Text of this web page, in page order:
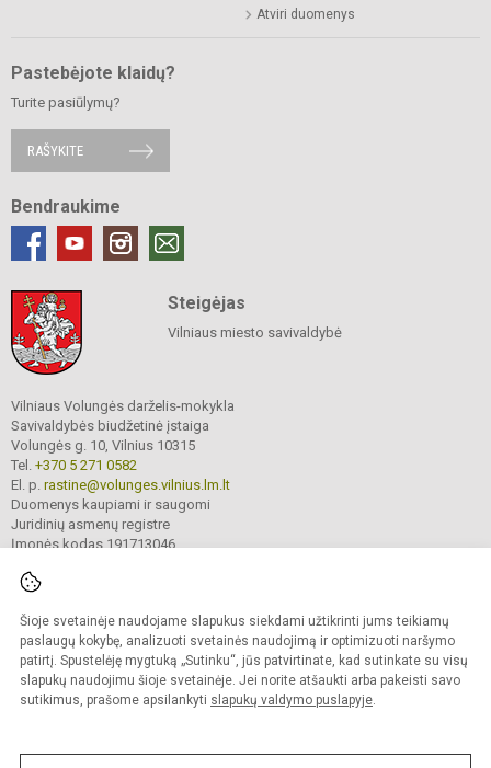
Šioje svetainėje naudojame slapukus siekdami užtikrinti jums teikiamų
paslaugų kokybę, analizuoti svetainės naudojimą ir optimizuoti naršymo
patirtį. Spustelėję mygtuką „Sutinku“, jūs patvirtinate, kad sutinkate su visų
slapukų naudojimu šioje svetainėje. Jei norite atšaukti arba pakeisti savo
sutikimus, prašome apsilankyti slapukų valdymo puslapyje.
Atviri duomenys
Pastebėjote klaidų?
Turite pasiūlymų?
RAŠYKITE
Bendraukime
Steigėjas
Vilniaus miesto savivaldybė
Vilniaus Volungės darželis-mokykla
Savivaldybės biudžetinė įstaiga
Volungės g. 10, Vilnius 10315
Tel. +370 5 271 0582
El. p. rastine@volunges.vilnius.lm.lt
Duomenys kaupiami ir saugomi
Juridinių asmenų registre
Įmonės kodas 191713046
© 2024. Vilniaus Volungės darželis-mokykla. Visos teisės saugomos.
Kopijuoti turinį be raštiško įstaigos administracijos sutikimo griežtai draudžiama.
Prieinamumo paraiška Slapukų valdymas
Sumanus būdas atnaujinti